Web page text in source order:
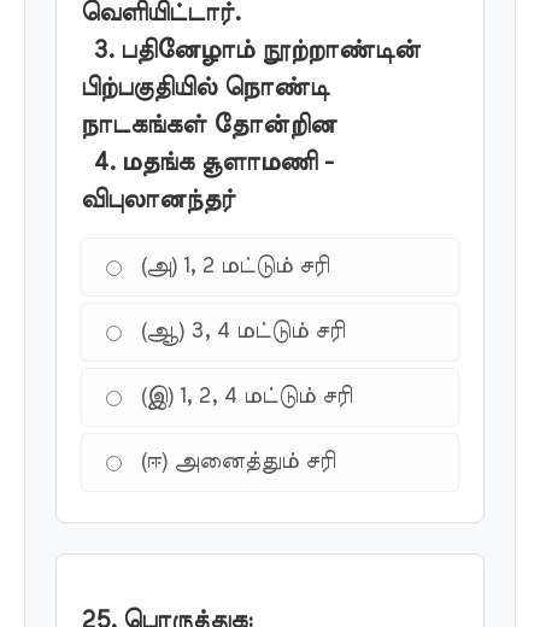
வெளியிட்டார்.
3. பதினேழாம் நூற்றாண்டின்
பிற்பகுதியில் நொண்டி
நாடகங்கள் தோன்றின
4. மதங்க சூளாமணி -
விபுலானந்தர்
(அ) 1, 2 மட்டும் சரி
(ஆ) 3, 4 மட்டும் சரி
(இ) 1, 2, 4 மட்டும் சரி
(ஈ) அனைத்தும் சரி
25. பொருத்துக: